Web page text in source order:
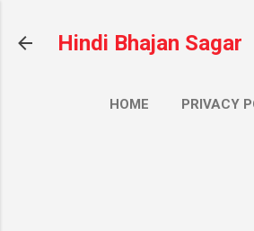
Hindi Bhajan Sagar
HOME PRIVACY